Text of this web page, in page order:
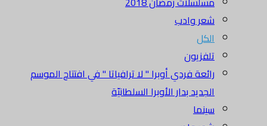
شعر وادب
الكل
تلفزيون
رائعة فردي أوبرا " لا ترافياتا " في افتتاح الموسم
الجديد بدار الأوبرا السلطانيّة
سينما